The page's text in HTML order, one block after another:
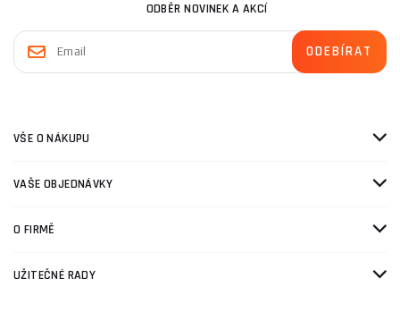
ODBĚR NOVINEK A AKCÍ
VŠE O NÁKUPU
VAŠE OBJEDNÁVKY
O FIRMĚ
UŽITEČNÉ RADY